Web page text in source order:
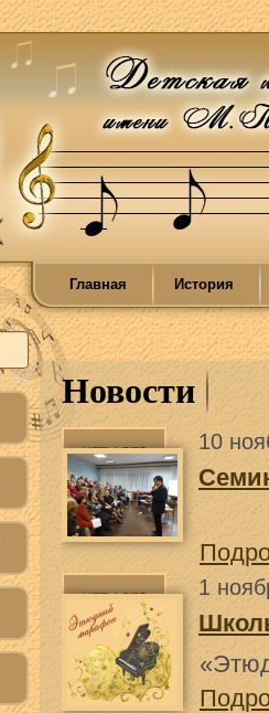
Главная История
Новости
10
1